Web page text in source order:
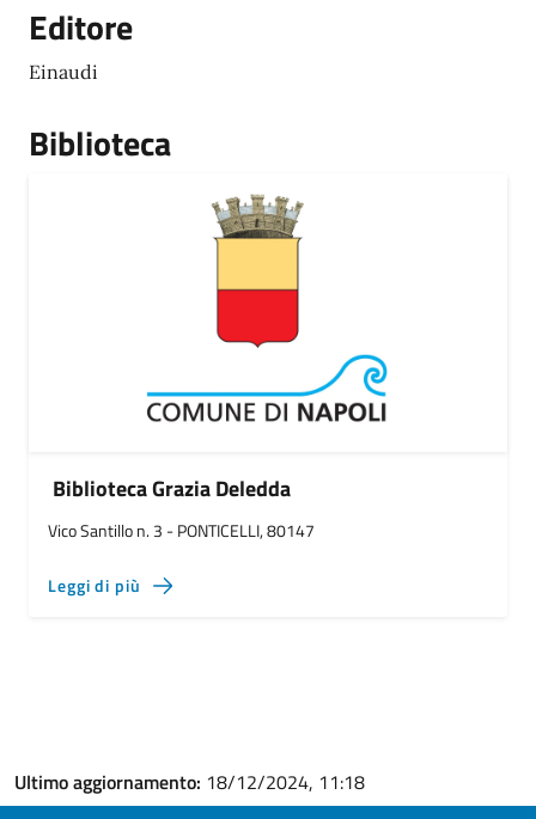
Editore
Einaudi
Biblioteca
Biblioteca Grazia Deledda
Vico Santillo n. 3 - PONTICELLI, 80147
Leggi di più
Ultimo aggiornamento: 18/12/2024, 11:18